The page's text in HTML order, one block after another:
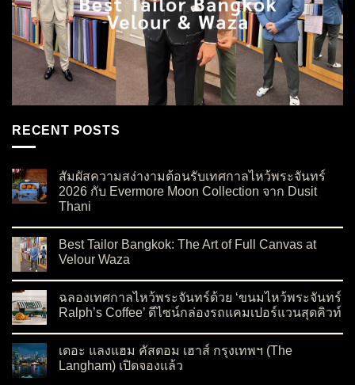
RECENT POSTS
สัมผัสความสง่างามต้อนรับเทศกาลไหว้พระจันทร์
2026 กับ Evermore Moon Collection จาก Dusit
Thani
Best Tailor Bangkok: The Art of Full Canvas at
Velour Waza
ฉลองเทศกาลไหว้พระจันทร์ด้วย ‘ขนมไหว้พระจันทร์
Ralph’s Coffee’ ดีไซน์กล่องรถแคมเปอร์แวนสุดคิวท์
เดอะ แลงแฮม คัสตอม เฮาส์ กรุงเทพฯ (The
Langham) เปิดจองแล้ว